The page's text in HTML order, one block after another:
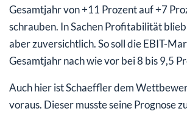
Gesamtjahr von +11 Prozent auf +7
schrauben. In Sachen Profitabilität
aber zuversichtlich. So soll die EBIT-
Gesamtjahr nach wie vor bei 8 bis 9,5
Auch hier ist Schaeffler dem
voraus. Dieser musste seine Prognose